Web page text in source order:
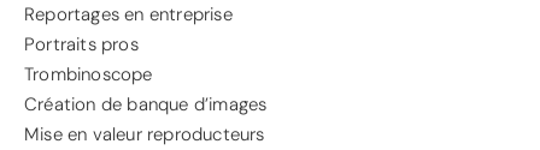
Reportages en entreprise
Portraits pros
Trombinoscope
Création de banque d’images
Mise en valeur reproducteurs